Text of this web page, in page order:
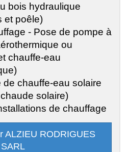
bois hydraulique
et poêle)
- Pose de pompe à
ou
chauffe-eau
de chauffe-eau solaire
solaire)
de chauffage
ALZIEU RODRIGUES
SARL